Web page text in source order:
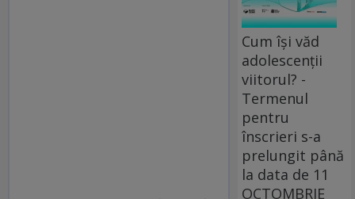
Cum își văd
adolescenții
viitorul? -
Termenul
pentru
înscrieri s-a
prelungit până
la data de 11
OCTOMBRIE